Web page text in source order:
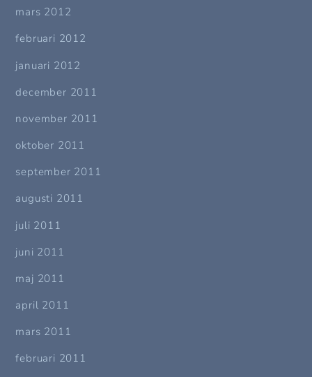
mars 2012
februari 2012
januari 2012
december 2011
november 2011
oktober 2011
september 2011
augusti 2011
juli 2011
juni 2011
maj 2011
april 2011
mars 2011
februari 2011